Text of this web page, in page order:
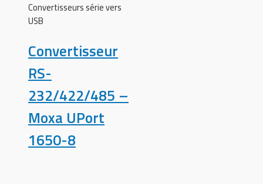
Convertisseurs série vers
USB
Convertisseur
RS-
232/422/485 –
Moxa UPort
1650-8